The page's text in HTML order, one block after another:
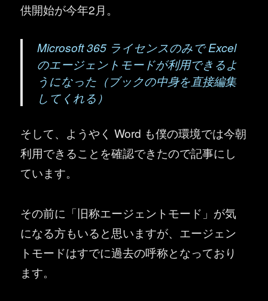
供開始が今年2月。
Microsoft 365 ライセンスのみで Excel
のエージェントモードが利用できるよ
うになった（ブックの中身を直接編集
してくれる）
そして、ようやく Word も僕の環境では今朝
利用できることを確認できたので記事にし
ています。
その前に「旧称エージェントモード」が気
になる方もいると思いますが、エージェン
トモードはすでに過去の呼称となっており
ます。